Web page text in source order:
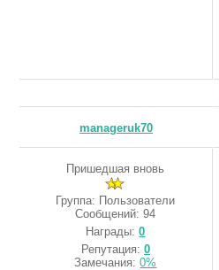
manageruk70
Пришедшая вновь
Группа: Пользователи
Сообщений:94
Награды:0
Репутация: 0
Замечания:0%